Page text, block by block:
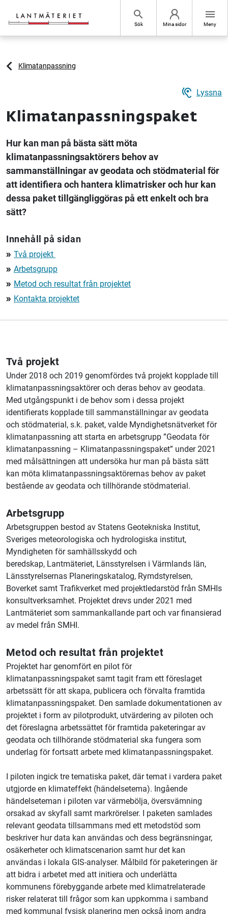
search
Sök Mina sidor
menu
Meny
Klimatanpassning
hearing Lyssna
Klimatanpassningspaket
Hur kan man på bästa sätt möta
klimatanpassningsaktörers behov av
sammanställningar av geodata och stödmaterial för
att identifiera och hantera klimatrisker och hur kan
dessa paket tillgängliggöras på ett enkelt och bra
sätt?
Innehåll på sidan
double_arrow Två projekt
double_arrow Arbetsgrupp
double_arrow Metod och resultat från projektet
double_arrow Kontakta projektet
Två projekt
Under 2018 och 2019 genomfördes två projekt kopplade till
klimatanpassningsaktörer och deras behov av geodata.
Med utgångspunkt i de behov som i dessa projekt
identifierats kopplade till sammanställningar av geodata
och stödmaterial, s.k. paket, valde Myndighetsnätverket för
klimatanpassning att starta en arbetsgrupp ”Geodata för
klimatanpassning – Klimatanpassningspaket” under 2021
med målsättningen att undersöka hur man på bästa sätt
kan möta klimatanpassningsaktörernas behov av paket
bestående av geodata och tillhörande stödmaterial.
Arbetsgrupp
Arbetsgruppen bestod av Statens Geotekniska Institut,
Sveriges meteorologiska och hydrologiska institut,
Myndigheten för samhällsskydd och
beredskap, Lantmäteriet, Länsstyrelsen i Värmlands län,
Länsstyrelsernas Planeringskatalog, Rymdstyrelsen,
Boverket samt Trafikverket med projektledarstöd från SMHIs
konsultverksamhet. Projektet drevs under 2021 med
Lantmäteriet som sammankallande part och var finansierad
av medel från SMHI.
Metod och resultat från projektet
Projektet har genomfört en pilot för
klimatanpassningspaket samt tagit fram ett föreslaget
arbetssätt för att skapa, publicera och förvalta framtida
klimatanpassningspaket. Den samlade dokumentationen av
projektet i form av pilotprodukt, utvärdering av piloten och
det föreslagna arbetssättet för framtida paketeringar av
geodata och tillhörande stödmaterial ska fungera som
underlag för fortsatt arbete med klimatanpassningspaket.
I piloten ingick tre tematiska paket, där temat i vardera paket
utgjorde en klimateffekt (händelsetema). Ingående
händelseteman i piloten var värmebölja, översvämning
orsakad av skyfall samt markrörelser. I paketen samlades
relevant geodata tillsammans med ett metodstöd som
beskriver hur data kan användas och dess begränsningar,
osäkerheter och klimatscenarion samt hur det kan
användas i lokala GIS-analyser. Målbild för paketeringen är
att bidra i arbetet med att initiera och underlätta
kommunens förebyggande arbete med klimatrelaterade
risker relaterat till frågor som kan uppkomma i samband
med kommunal fysisk planering men också inom andra